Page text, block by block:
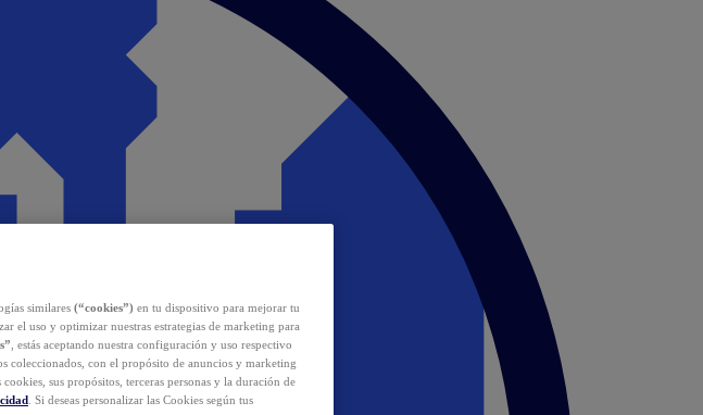
similares (“cookies”) en tu dispositivo para mejorar tu
el uso y optimizar nuestras estrategias de marketing para
, estás aceptando nuestra configuración y uso respectivo
coleccionados, con el propósito de anuncios y marketing
sus propósitos, terceras personas y la duración de
. Si deseas personalizar las Cookies según tus